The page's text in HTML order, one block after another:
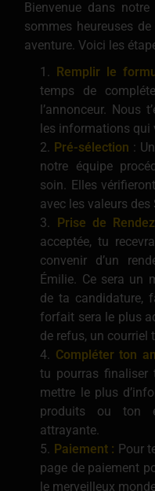
Bienvenue dans
sommes heureuses
aventure. Voici les
Remplir le
temps de
l’annonceur. Nous
les informations qui
Pré-sélection :
notre équipe
soin. Elles
avec les valeurs des
Prise de
acceptée, tu
convenir d’un
Émilie. Ce sera un
de ta candidature,
forfait sera le plus
de refus, un courriel
Compléter ton
tu pourras finaliser
mettre le plus
produits ou ton
attrayante.
Paiement : Pour
page de paiement
le merveilleux